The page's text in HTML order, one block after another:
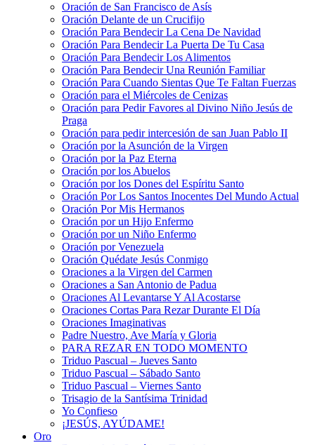
Oración de San Francisco de Asís
Oración Delante de un Crucifijo
Oración Para Bendecir La Cena De Navidad
Oración Para Bendecir La Puerta De Tu Casa
Oración Para Bendecir Los Alimentos
Oración Para Bendecir Una Reunión Familiar
Oración Para Cuando Sientas Que Te Faltan Fuerzas
Oración para el Miércoles de Cenizas
Oración para Pedir Favores al Divino Niño Jesús de
Praga
Oración para pedir intercesión de san Juan Pablo II
Oración por la Asunción de la Virgen
Oración por la Paz Eterna
Oración por los Abuelos
Oración por los Dones del Espíritu Santo
Oración Por Los Santos Inocentes Del Mundo Actual
Oración Por Mis Hermanos
Oración por un Hijo Enfermo
Oración por un Niño Enfermo
Oración por Venezuela
Oración Quédate Jesús Conmigo
Oraciones a la Virgen del Carmen
Oraciones a San Antonio de Padua
Oraciones Al Levantarse Y Al Acostarse
Oraciones Cortas Para Rezar Durante El Día
Oraciones Imaginativas
Padre Nuestro, Ave María y Gloria
PARA REZAR EN TODO MOMENTO
Triduo Pascual – Jueves Santo
Triduo Pascual – Sábado Santo
Triduo Pascual – Viernes Santo
Trisagio de la Santísima Trinidad
Yo Confieso
¡JESÚS, AYÚDAME!
Oro